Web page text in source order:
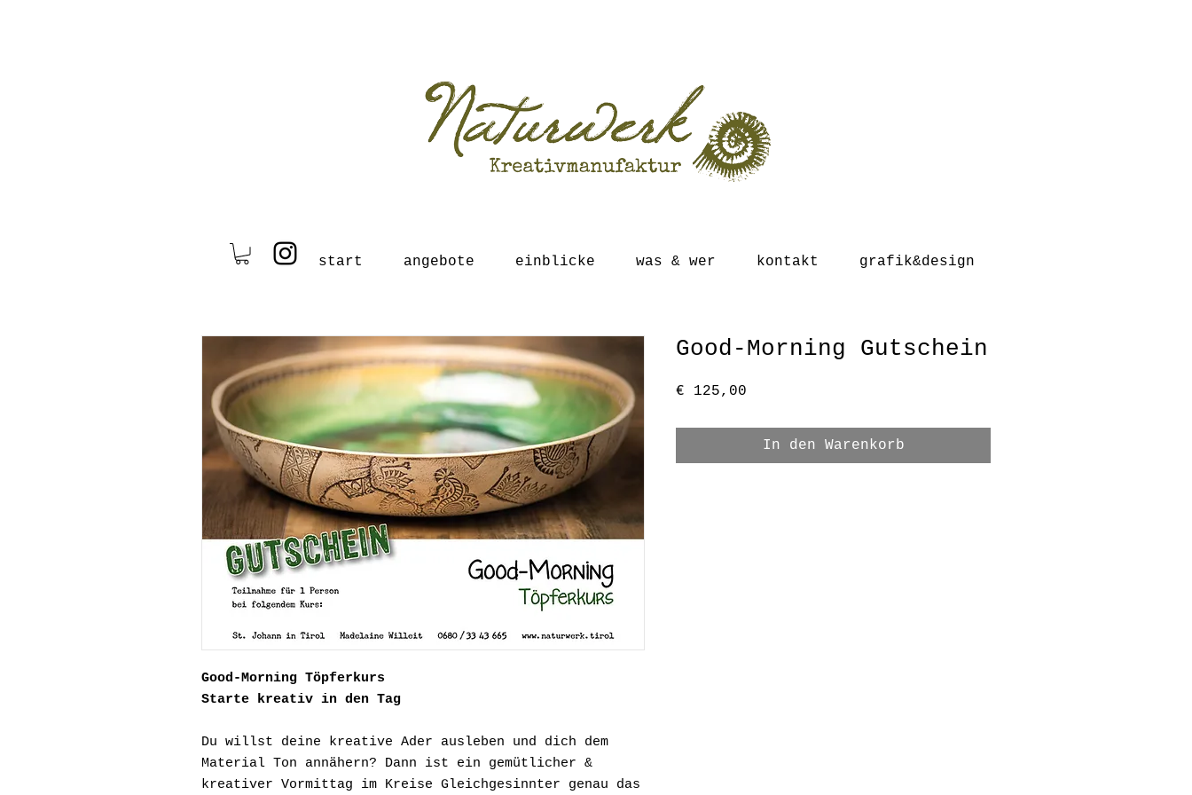
start angebote einblicke was & wer kontakt grafik&design
Good-Morning Töpferkurs
Starte kreativ in den Tag
Du willst deine kreative Ader ausleben und dich dem
Material Ton annähern? Dann ist ein gemütlicher &
kreativer Vormittag im Kreise Gleichgesinnter genau das
Good-Morning Gutschein
€ 125,00
In den Warenkorb